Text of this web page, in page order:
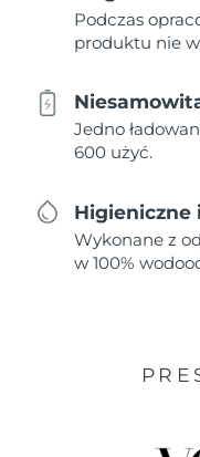
Podczas
produktu nie
Jedno
600 użyć.
Higieniczne
Wykonane z
w 100%